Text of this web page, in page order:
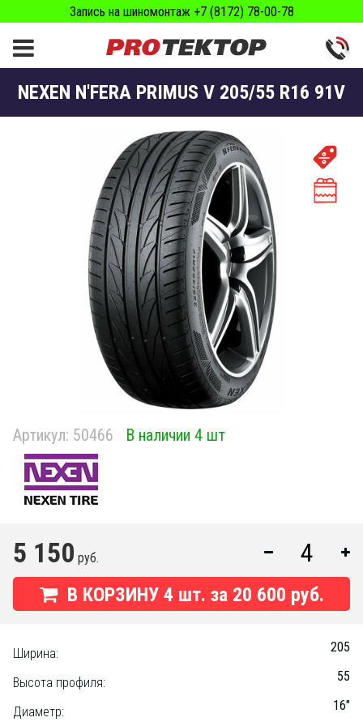
Запись на шиномонтаж +7 (8172) 78-00-78
NEXEN N'FERA PRIMUS V 205/55 R16 91V
Артикул: 50466 В наличии 4 шт
5 150 руб.
В КОРЗИНУ 4 шт. за 20 600 руб.
Ширина: 205
Высота профиля: 55
Диаметр: 16"